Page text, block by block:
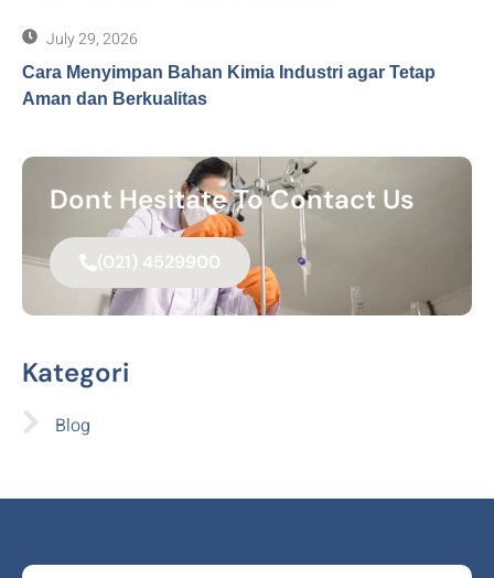
July 29, 2026
Cara Menyimpan Bahan Kimia Industri agar Tetap
Aman dan Berkualitas
Dont Hesitate To Contact Us
(021) 4529900
Kategori
Blog